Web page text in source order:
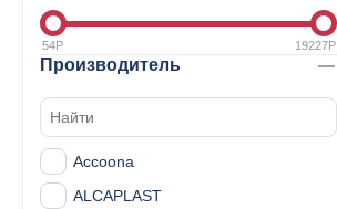
54Р 19227Р
Производитель
Accoona
ALCAPLAST